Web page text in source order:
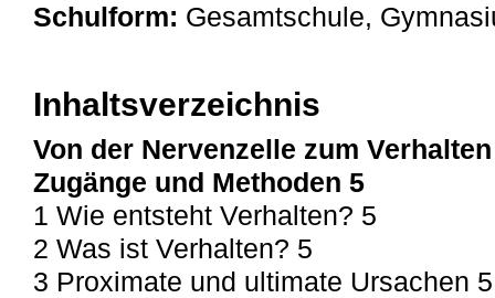
Schulform: Gesamtschule,
Inhaltsverzeichnis
Von der Nervenzelle zum
Zugänge und Methoden 5
1 Wie entsteht Verhalten? 5
2 Was ist Verhalten? 5
3 Proximate und ultimate Ursachen 5